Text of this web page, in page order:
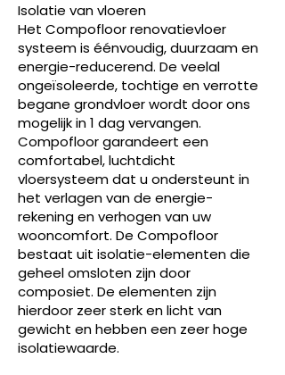
Isolatie van vloeren
Het Compofloor renovatievloer
systeem is éénvoudig, duurzaam en
energie-reducerend. De veelal
ongeïsoleerde, tochtige en verrotte
begane grondvloer wordt door ons
mogelijk in 1 dag vervangen.
Compofloor garandeert een
comfortabel, luchtdicht
vloersysteem dat u ondersteunt in
het verlagen van de energie-
rekening en verhogen van uw
wooncomfort. De Compofloor
bestaat uit isolatie-elementen die
geheel omsloten zijn door
composiet. De elementen zijn
hierdoor zeer sterk en licht van
gewicht en hebben een zeer hoge
isolatiewaarde.